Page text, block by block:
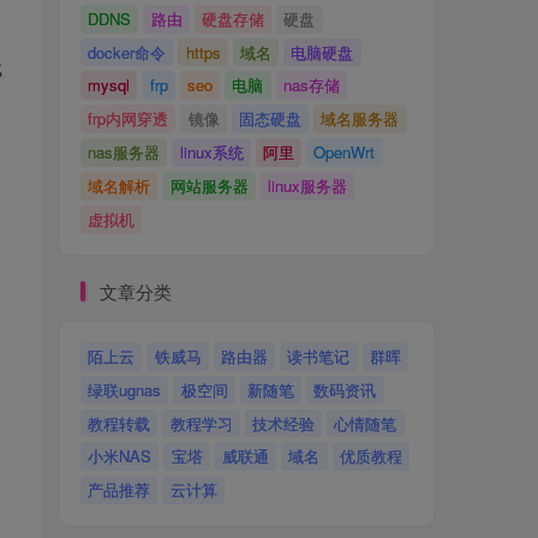
DDNS 路由 硬盘存储
硬盘
docker命令
https 域名
电脑硬盘
mysql
frp seo 电脑
nas存储
frp内网穿透
镜像 固态硬盘
域名服务器
nas服务器
linux系统 阿里
OpenWrt
域名解析
网站服务器
linux服务器
虚拟机
文章分类
陌上云 铁威马 路由器 读书笔记
群晖
绿联ugnas
极空间 新随笔
数码资讯
教程转载
教程学习 技术经验
心情随笔
小米NAS
宝塔 威联通 域名
优质教程
产品推荐
云计算